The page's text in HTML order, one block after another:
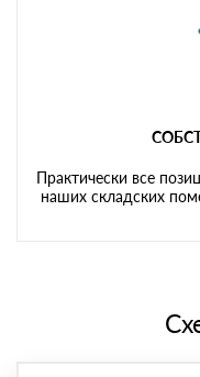
Практически все
наших складских